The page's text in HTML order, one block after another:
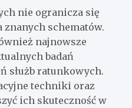
nie ogranicza się
znanych schematów.
najnowsze
badań
służb ratunkowych.
techniki oraz
ich skuteczność w